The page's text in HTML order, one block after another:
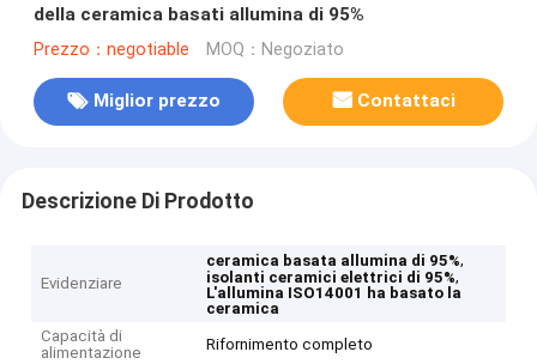
della ceramica basati allumina di 95%
Prezzo：negotiable MOQ：Negoziato
Miglior prezzo Contattaci
Descrizione Di Prodotto
Evidenziare
ceramica basata allumina di 95%,
isolanti ceramici elettrici di 95%,
L'allumina ISO14001 ha basato la
ceramica
Capacità di
alimentazione
Rifornimento completo